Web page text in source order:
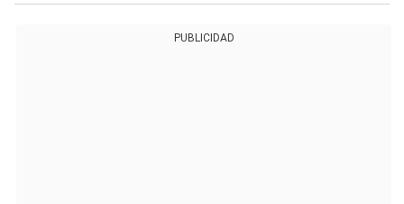
PUBLICIDAD